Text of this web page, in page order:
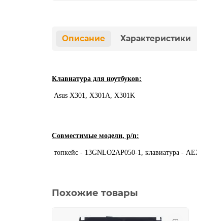
Описание Характеристики
Клавиатура для ноутбуков:
Asus X301, X301A, X301K
Совместимые модели, p/n:
топкейс - 13GNLO2AP050-1, клавиатура -
Похожие товары